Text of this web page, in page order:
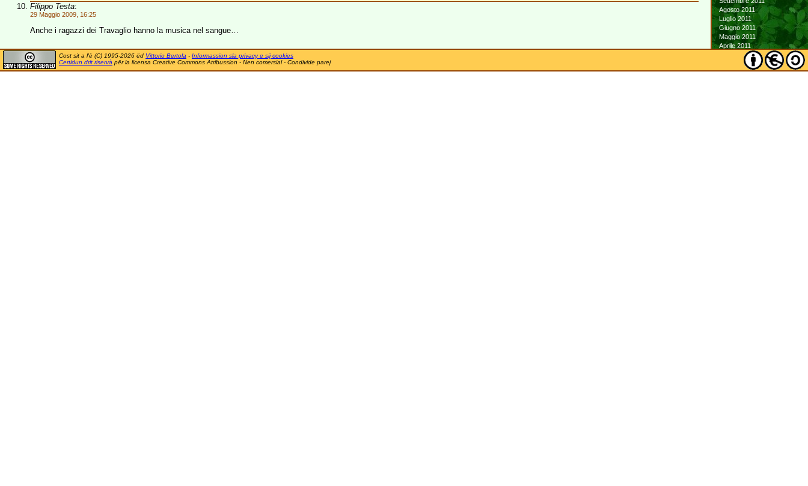
Filippo Testa:
29 Maggio 2009, 16:25
Anche i ragazzi dei Travaglio hanno la musica nel sangue…
Agosto 2011
Luglio 2011
Giugno 2011
Maggio 2011
Aprile 2011
Marzo 2011
Febbraio 2011
Gennaio 2011
Cost sit a l'è (C) 1995-2026 ëd Vittorio Bertola - Informassion sla privacy e sij cookies
Certidun drit riservà për la licensa Creative Commons Atribussion - Nen comersial - Condivide parej